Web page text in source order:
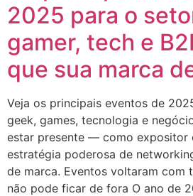
2025 para o
gamer, tech e
que sua marca
Veja os principais eventos de
geek, games, tecnologia e
estar presente — como expositor
estratégia poderosa de
de marca. Eventos voltaram com
não pode ficar de fora O ano de